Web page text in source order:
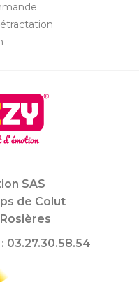
SAS
de Colut
03.27.30.58.54